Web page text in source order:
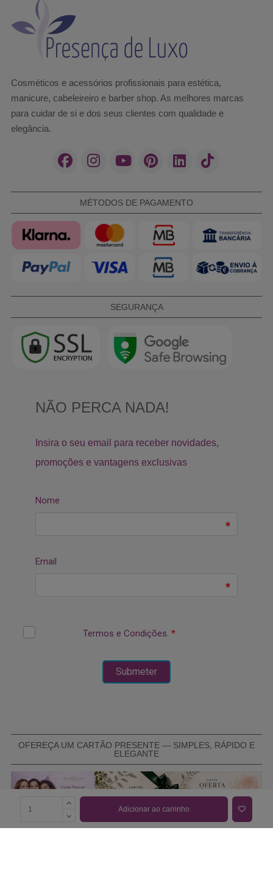
Adicionar ao carrinho
Cosméticos e acessórios profissionais para estética,
manicure, cabeleireiro e barber shop. As melhores marcas
para cuidar de si e dos seus clientes com qualidade e
elegância.
MÉTODOS DE PAGAMENTO
SEGURANÇA
OFEREÇA UM CARTÃO PRESENTE — SIMPLES, RÁPIDO E
ELEGANTE